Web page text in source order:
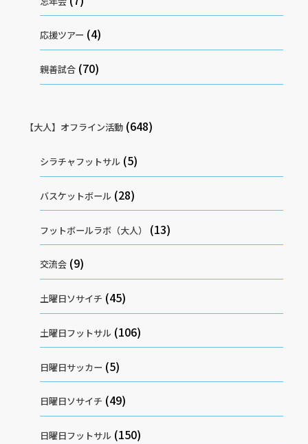
応援ツアー (4)
親善試合 (70)
【大人】オフライン活動(648)
シラチャフットサル (5)
バスケットボール (28)
フットボールラボ（大人） (13)
交流会 (9)
土曜日ソサイチ (45)
土曜日フットサル (106)
日曜日サッカー (5)
日曜日ソサイチ (49)
日曜日フットサル (150)